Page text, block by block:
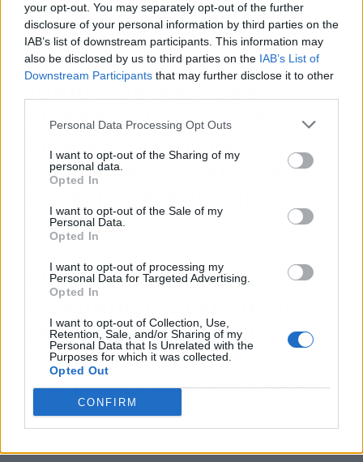
your opt-out. You may separately opt-out of the further
disclosure of your personal information by third parties on the
IAB’s list of downstream participants. This information may
also be disclosed by us to third parties on the IAB’s List of
Downstream Participants that may further disclose it to other
Personal Data Processing Opt Outs
I want to opt-out of the Sharing of my
personal data.
Opted In
I want to opt-out of the Sale of my
Personal Data.
Opted In
I want to opt-out of processing my
Personal Data for Targeted Advertising.
Opted In
I want to opt-out of Collection, Use,
Retention, Sale, and/or Sharing of my
Personal Data that Is Unrelated with the
Purposes for which it was collected.
Opted Out
CONFIRM
MENUDA LA QUE SE VIENE,
NIÑO. A PARTIR DEL 2 DE
JUNIO Y DE MARTES A
VIERNES, LOS NUEVOS
PROGRAMAS DE 'LA
REVUELTA' LLEGARÁN A
EMISIÓN.
EL PROGRAMA ESTARÁ
DISPONIBLE A PARTIR DE
LAS 10:00 A.M. DEL DÍA
SIGUIENTE.
HTTPS://T.CO/GF4QCCYHPW
— Netflix España (@NetflixES)May 27, 2026